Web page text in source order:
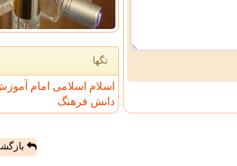
تگها
اسلام اسلامی امام
دانش فرهنگ